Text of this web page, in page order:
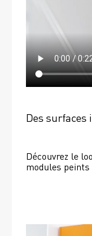
Des surfaces
Découvrez le
modules